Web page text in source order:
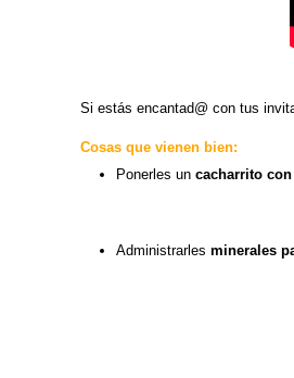
Si estás encantad@ con tus
Cosas que vienen bien:
Ponerles un cacharrito con
Administrarles minerales